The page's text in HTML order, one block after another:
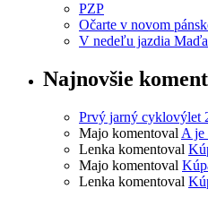
PZP
Očarte v novom
V nedeľu jazdia
Najnovšie
Prvý jarný cyklovýlet
Majo komentoval A je
Lenka komentoval
Majo komentoval
Lenka komentoval